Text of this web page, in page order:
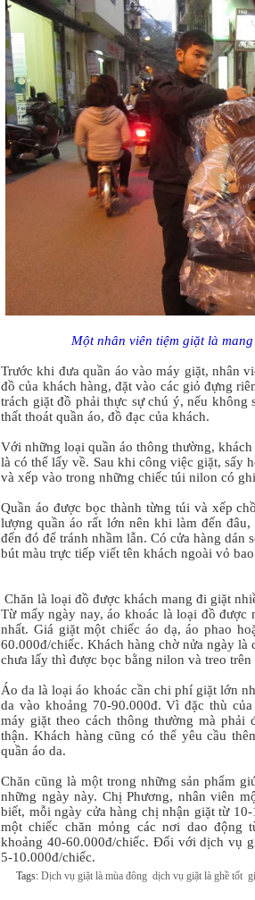
Một nhân viên tiệm giặt là
Trước khi đưa quần áo vào máy giặt, nhân
đồ của khách hàng, đặt vào các giỏ đựng
trách giặt đồ phải thực sự chú ý, nếu không
thất thoát quần áo, đồ đạc của khách.
Với những loại quần áo thông thường,
là có thể lấy về. Sau khi công việc giặt, sấy
và xếp vào trong những chiếc túi nilon có
Quần áo được bọc thành từng túi và xếp
lượng quần áo rất lớn nên khi làm đến
đến đó để tránh nhầm lẫn. Có cửa hàng dán
bút màu trực tiếp viết tên khách ngoài vỏ
Chăn là loại đồ được khách mang đi giặt
Từ mấy ngày nay, áo khoác là loại đồ được
nhất. Giá giặt một chiếc áo dạ, áo phao
60.000đ/chiếc. Khách hàng chờ nửa ngày là
chưa lấy thì được bọc bằng nilon và treo
Áo da là loại áo khoác cần chi phí giặt lớn
da vào khoảng 70-90.000đ. Vì đặc thù
máy giặt theo cách thông thường mà phải
thận. Khách hàng cũng có thể yêu cầu
quần áo da.
Chăn cũng là một trong những sản phẩm
những ngày này. Chị Phương, nhân viên
biết, mỗi ngày cửa hàng chị nhận giặt từ
một chiếc chăn mỏng các nơi dao động
khoảng 40-60.000đ/chiếc. Đối với dịch vụ
5-10.000đ/chiếc.
Tags: Dịch vụ giặt là mùa đông dịch vụ giặt là ghề tốt